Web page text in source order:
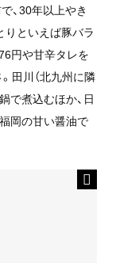
、30年以上やき
りといえば豚バラ
円や甘辛タレを
田川（北九州に隣
で煮込むほか、日
岡の甘い醤油で